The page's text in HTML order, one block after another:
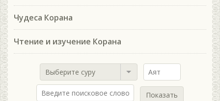
Чудеса Корана
Чтение и изучение Корана
Выберите суру
Показать